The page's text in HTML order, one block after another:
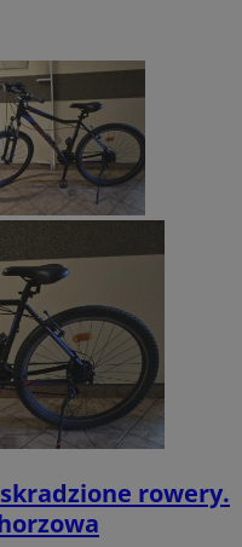
rowery.